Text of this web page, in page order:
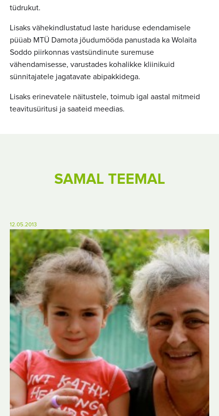
tüdrukut.
Lisaks vähekindlustatud laste hariduse edendamisele
püüab MTÜ Damota jõudumööda panustada ka Wolaita
Soddo piirkonnas vastsündinute suremuse
vähendamisesse, varustades kohalikke kliinikuid
sünnitajatele jagatavate abipakkidega.
Lisaks erinevatele näitustele, toimub igal aastal mitmeid
teavitusüritusi ja saateid meedias.
SAMAL TEEMAL
12.05.2013